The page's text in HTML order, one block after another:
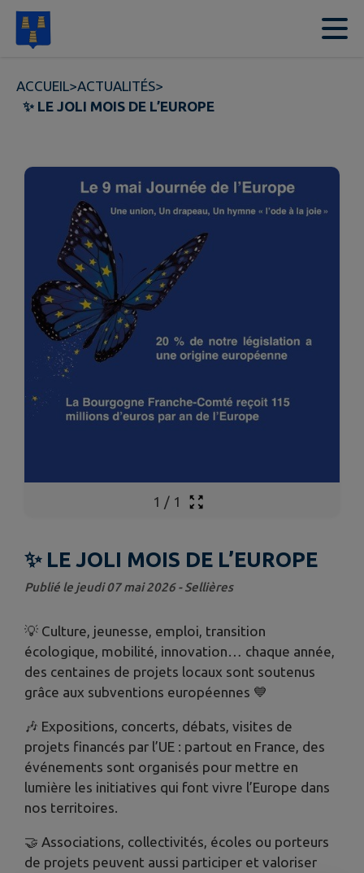
Contenu
ACCUEIL>ACTUALITÉS>
✨ LE JOLI MOIS DE L’EUROPE
1 / 1
✨ LE JOLI MOIS DE L’EUROPE
Publié le jeudi 07 mai 2026 - Sellières
💡 Culture, jeunesse, emploi, transition
écologique, mobilité, innovation… chaque année,
des centaines de projets locaux sont soutenus
grâce aux subventions européennes 💙
🎶 Expositions, concerts, débats, visites de
projets financés par l’UE : partout en France, des
événements sont organisés pour mettre en
lumière les initiatives qui font vivre l’Europe dans
nos territoires.
🤝 Associations, collectivités, écoles ou porteurs
de projets peuvent aussi participer et valoriser